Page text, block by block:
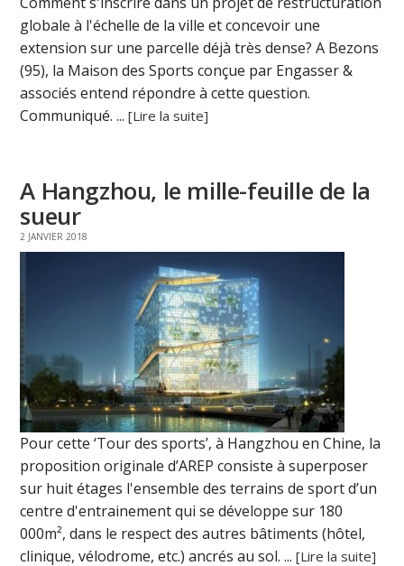
globale à l'échelle de la ville et concevoir une
extension sur une parcelle déjà très dense? A Bezons
(95), la Maison des Sports conçue par Engasser &
associés entend répondre à cette question.
Communiqué. ...[Lire la suite]
A Hangzhou, le mille-feuille de la
sueur
2 JANVIER 2018
Pour cette ‘Tour des sports’, à Hangzhou en Chine, la
proposition originale d’AREP consiste à superposer
sur huit étages l'ensemble des terrains de sport d’un
centre d'entrainement qui se développe sur 180
000m², dans le respect des autres bâtiments (hôtel,
clinique, vélodrome, etc.) ancrés au sol. ...[Lire la suite]